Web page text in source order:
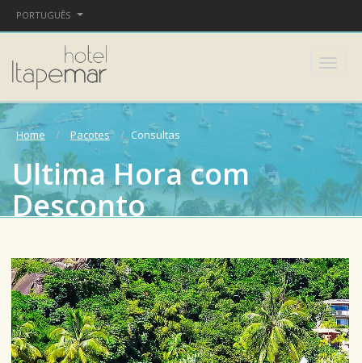
PORTUGUÊS
Home Pacotes Consultas
Ultima Hora com
Desconto